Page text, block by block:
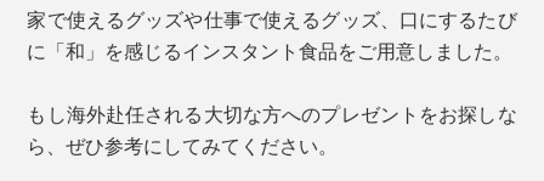
家で使えるグッズや仕事で使えるグッズ、口にするたび
に「和」を感じるインスタント食品をご用意しました。
もし海外赴任される大切な方へのプレゼントをお探しな
ら、ぜひ参考にしてみてください。